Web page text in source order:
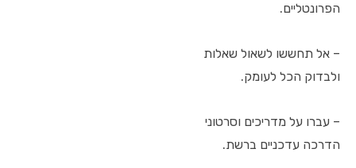
הפרונטליים.
– אל תחששו לשאול שאלות
ולבדוק הכל לעומק.
– עברו על מדריכים וסרטוני
הדרכה עדכניים ברשת.